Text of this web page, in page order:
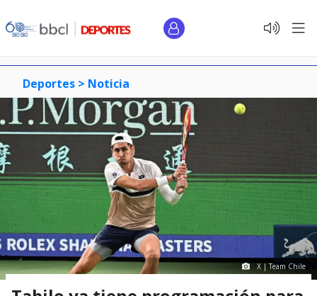
Deportes > Noticia
X | Team Chile